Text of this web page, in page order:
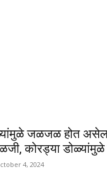
जळजळ होत असेल
कोरड्या डोळ्यांमुळे
4, 2024